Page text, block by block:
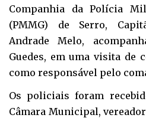
Companhia da Polícia
(PMMG) de Serro,
Andrade Melo,
Guedes, em uma visita de
como responsável pelo
Os policiais foram
Câmara Municipal,